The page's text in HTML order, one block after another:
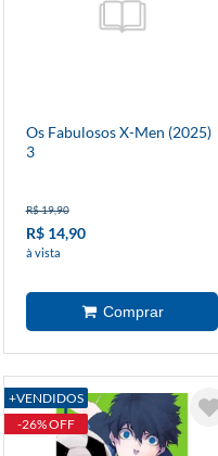
Os Fabulosos X-Men (2025)
3
R$ 19,90
R$ 14,90
à vista
+VENDIDOS
-26% OFF